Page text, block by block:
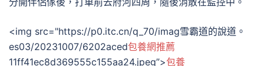
<img src="https://p0.itc.cn/q_70/imag雪霸道的說道。
es03/20231007/6202aced包養網推薦
11ff41ec8d369555c155aa24.jpeg”>包養